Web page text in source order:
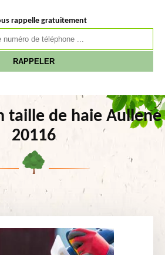
rappelle gratuitement
taille de haie Aullene
20116